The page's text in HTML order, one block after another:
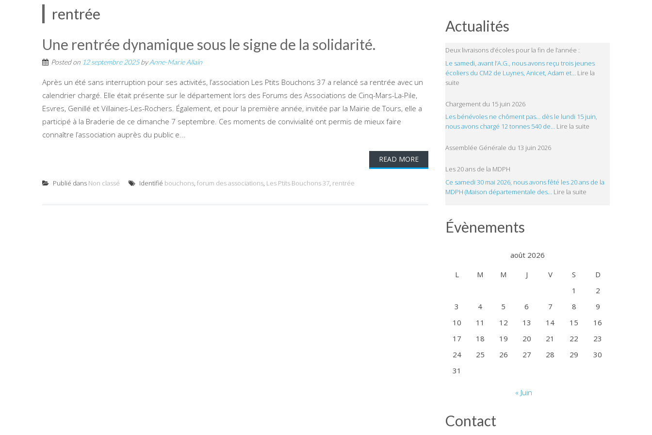
rentrée
Une rentrée dynamique sous le signe de la solidarité.
Posted on 12 septembre 2025byAnne-Marie Allain
Après un été sans interruption pour ses activités, l’association Les Ptits Bouchons 37 a relancé sa rentrée avec un
calendrier chargé. Elle était présente sur le département lors des Forums des Associations de Cinq-Mars-La-Pile,
Esvres, Genillé et Villaines-Les-Rochers. Également, et pour la première année, invitée par la Mairie de Tours, elle a
participé à la Braderie de ce dimanche 7 septembre. Ces moments de convivialité ont permis de mieux faire
connaître l’association auprès du public e...
READ MORE
Publié dans Non classé Identifié bouchons, forum des associations, Les Ptits Bouchons 37, rentrée
Actualités
Deux livraisons d’écoles pour la fin de l’année :
Le samedi, avant l’A.G., nous avons reçu trois jeunes
écoliers du CM2 de Luynes, Anicet, Adam et… Lire la
suite:
livraisons
pour
la
de
:
Chargement du 15 juin 2026
Les bénévoles ne chôment pas… dès le lundi 15 juin,
nous avons chargé 12 tonnes 540 de… Lire la suite:
Assemblée Générale du 13 juin 2026
Les 20 ans de la MDPH
Ce samedi 30 mai 2026, nous avons fêté les 20 ans de la
MDPH (Maison départementale des… Lire la suite:
Évènements
août 2026
L
M M J V S
D
1
2
3
4 5 6 7 8
9
10
11 12 13 14 15
16
17
18 19 20 21 22
23
24
25 26 27 28 29
30
31
« Juin
Contact